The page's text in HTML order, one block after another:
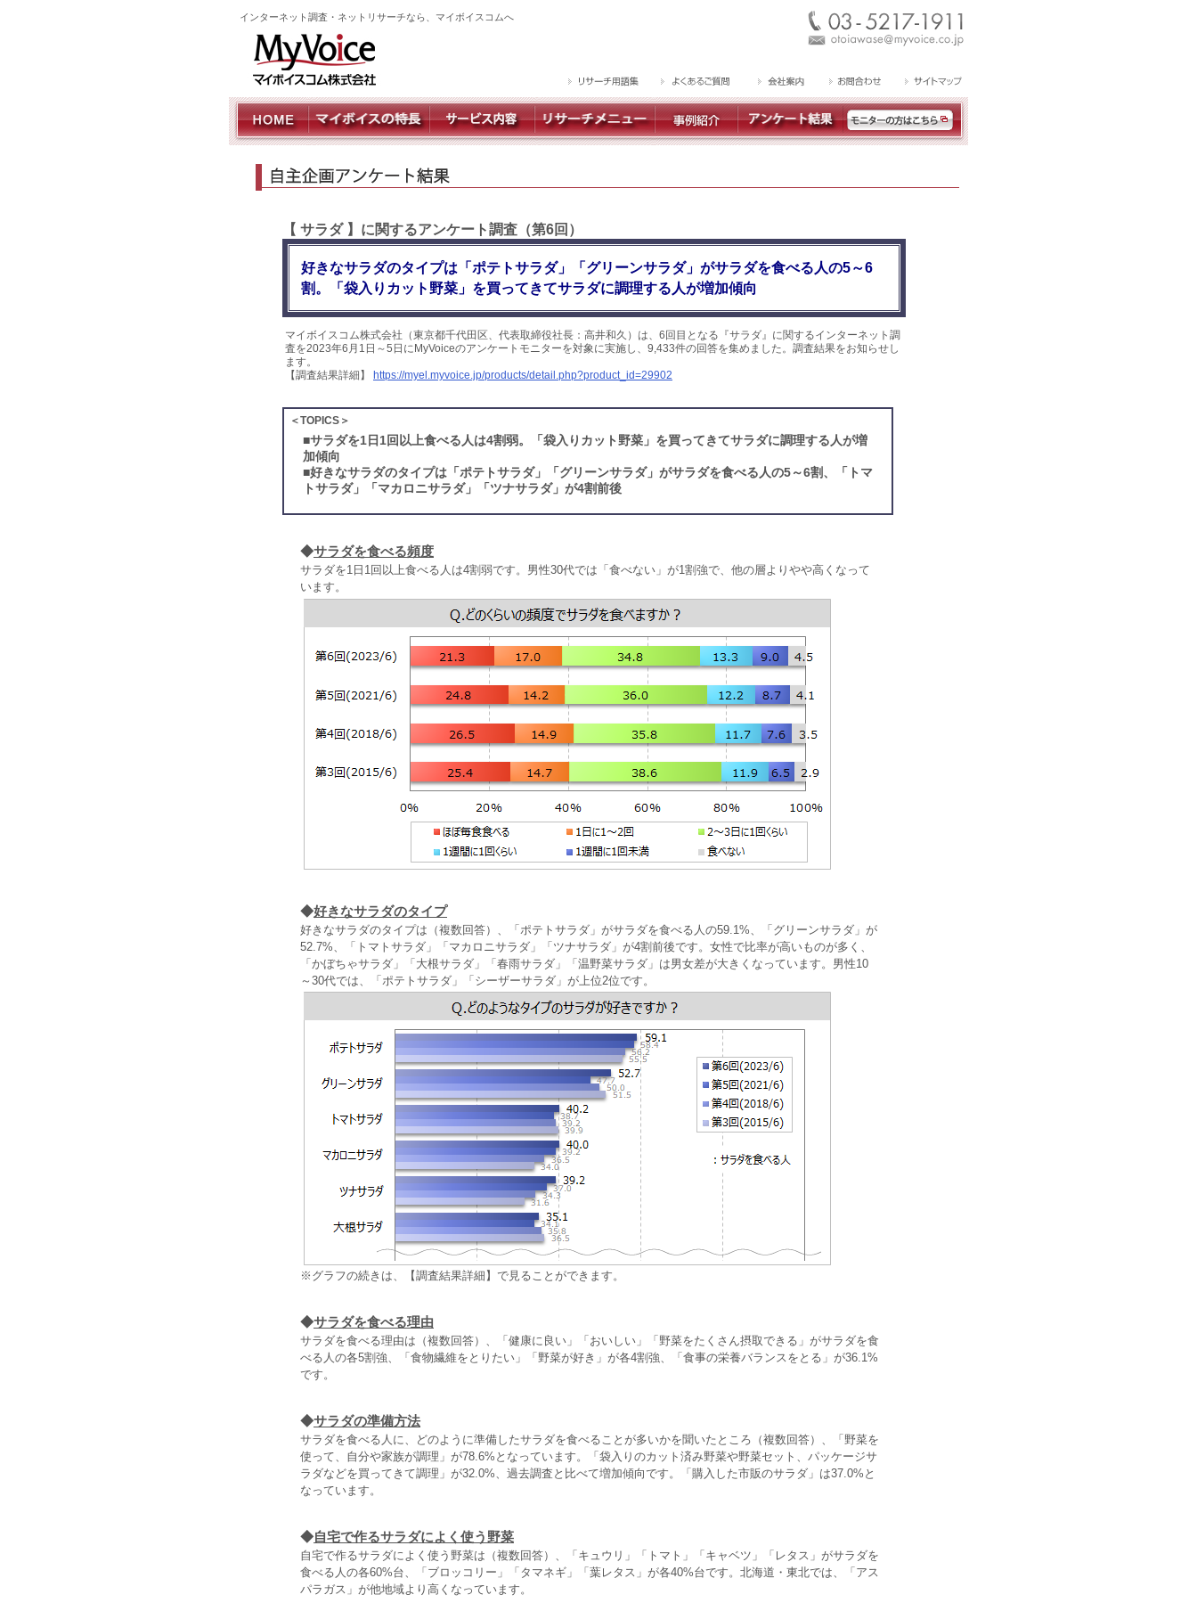
インターネット調査・ネットリサーチなら、マイボイスコムへ
【 サラダ 】に関するアンケート調査（第6回）
好きなサラダのタイプは「ポテトサラダ」「グリーンサラダ」がサラダを食べる人の5～6
割。「袋入りカット野菜」を買ってきてサラダに調理する人が増加傾向
マイボイスコム株式会社（東京都千代田区、代表取締役社長：高井和久）は、6回目となる『サラダ』に関するインターネット調
査を2023年6月1日～5日にMyVoiceのアンケートモニターを対象に実施し、9,433件の回答を集めました。調査結果をお知らせし
ます。
【調査結果詳細】
https://myel.myvoice.jp/products/detail.php?product_id=29902
＜TOPICS＞
■サラダを1日1回以上食べる人は4割弱。「袋入りカット野菜」を買ってきてサラダに調理する人が増
加傾向
■好きなサラダのタイプは「ポテトサラダ」「グリーンサラダ」がサラダを食べる人の5～6割、「トマ
トサラダ」「マカロニサラダ」「ツナサラダ」が4割前後
◆サラダを食べる頻度
サラダを1日1回以上食べる人は4割弱です。男性30代では「食べない」が1割強で、他の層よりやや高くなって
います。
◆好きなサラダのタイプ
好きなサラダのタイプは（複数回答）、「ポテトサラダ」がサラダを食べる人の59.1%、「グリーンサラダ」が
52.7%、「トマトサラダ」「マカロニサラダ」「ツナサラダ」が4割前後です。女性で比率が高いものが多く、
「かぼちゃサラダ」「大根サラダ」「春雨サラダ」「温野菜サラダ」は男女差が大きくなっています。男性10
～30代では、「ポテトサラダ」「シーザーサラダ」が上位2位です。
※グラフの続きは、【調査結果詳細】で見ることができます。
◆サラダを食べる理由
サラダを食べる理由は（複数回答）、「健康に良い」「おいしい」「野菜をたくさん摂取できる」がサラダを食
べる人の各5割強、「食物繊維をとりたい」「野菜が好き」が各4割強、「食事の栄養バランスをとる」が36.1%
です。
◆サラダの準備方法
サラダを食べる人に、どのように準備したサラダを食べることが多いかを聞いたところ（複数回答）、「野菜を
使って、自分や家族が調理」が78.6%となっています。「袋入りのカット済み野菜や野菜セット、パッケージサ
ラダなどを買ってきて調理」が32.0%、過去調査と比べて増加傾向です。「購入した市販のサラダ」は37.0%と
なっています。
◆自宅で作るサラダによく使う野菜
自宅で作るサラダによく使う野菜は（複数回答）、「キュウリ」「トマト」「キャベツ」「レタス」がサラダを
食べる人の各60%台、「ブロッコリー」「タマネギ」「葉レタス」が各40%台です。北海道・東北では、「アス
パラガス」が他地域より高くなっています。